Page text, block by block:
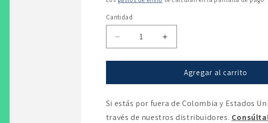
Cantidad
Reducir
cantidad
para
conocer
voluntad
de
Aumentar
cantidad
para
¿Puedo
conocer
voluntad
de
Agregar al carrito
Si estás por fuera de Colombia y Estados
través de nuestros distribuidores.